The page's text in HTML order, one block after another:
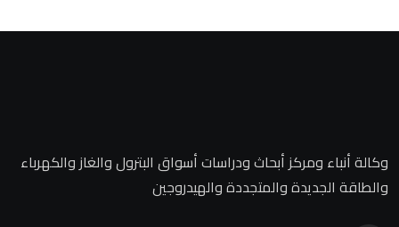
وكالة أنباء ومركز أبحاث ودراسات أسواق البترول والغاز والكهرباء
والطاقة الجديدة والمتجددة والهيدروجين